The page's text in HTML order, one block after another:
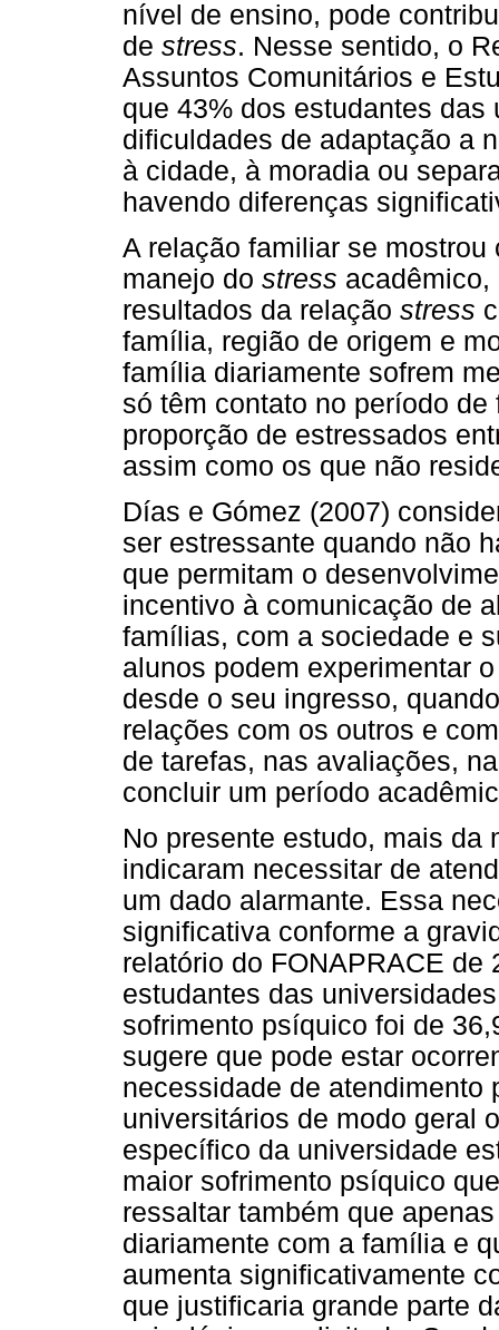
nível de ensino, pode
de stress. Nesse sentido, o
Assuntos Comunitários e
que 43% dos estudantes
dificuldades de adaptação a
à cidade, à moradia ou
havendo diferenças
A relação familiar se
manejo do stress acadêmico,
resultados da relação stress
família, região de origem e
família diariamente sofrem
só têm contato no período
proporção de estressados
assim como os que não
Días e Gómez (2007)
ser estressante quando não
que permitam o
incentivo à comunicação de
famílias, com a sociedade e
alunos podem experimentar
desde o seu ingresso,
relações com os outros e
de tarefas, nas avaliações,
concluir um período
No presente estudo, mais da
indicaram necessitar de
um dado alarmante. Essa
significativa conforme a
relatório do FONAPRACE de
estudantes das
sofrimento psíquico foi de
sugere que pode estar
necessidade de atendimento
universitários de modo geral
específico da universidade
maior sofrimento psíquico
ressaltar também que
diariamente com a família e
aumenta significativamente
que justificaria grande parte